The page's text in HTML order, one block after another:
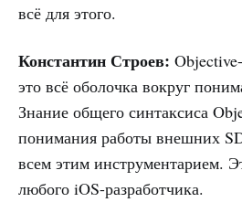
всё для этого.
Константин Строев:
это всё оболочка вокруг
Знание общего синтаксиса
понимания работы внешних
всем этим инструментарием.
любого iOS-разработчика.